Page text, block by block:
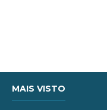
MAIS VISTO